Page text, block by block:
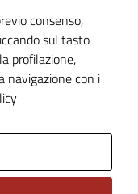
consenso,
sul tasto
profilazione,
navigazione con i